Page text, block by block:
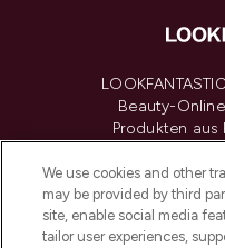
Beauty-
Produkten
renommierten
oder über
Lieferung ab
We use cookies and other
may be provided by third
site, enable social media
tailor user experiences,